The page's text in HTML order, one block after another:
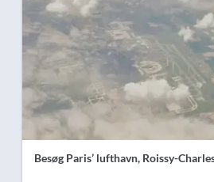
Besøg Paris’ lufthavn, Roissy-